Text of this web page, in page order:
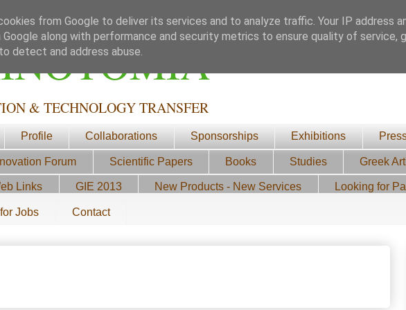
& TECHNOLOGY TRANSFER
Profile Collaborations Sponsorships Exhibitions
Forum Scientific Papers Books Studies Greek
Links GIE 2013 New Products - New Services Looking for
Jobs Contact
from Google to deliver its services and to analyze traffic. Your IP address
Google along with performance and security metrics to ensure quality of service,
detect and address abuse.